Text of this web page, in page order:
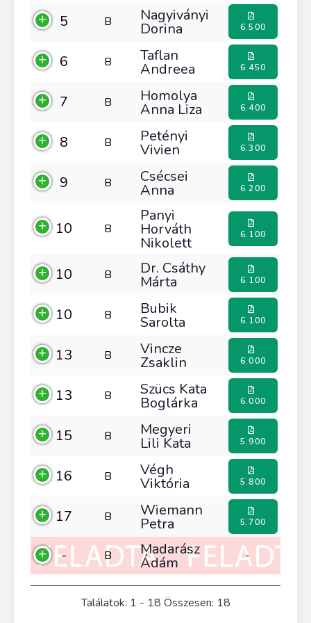
5 B Nagyiványi
Dorina 6.500
6 B Taflan
Andreea 6.450
7 B Homolya
Anna Liza 6.400
8 B Petényi
Vivien 6.300
9 B Csécsei
Anna 6.200
10 B
Panyi
Horváth
Nikolett 6.100
10 B Dr. Csáthy
Márta 6.100
10 B Bubik
Sarolta 6.100
13 B Vincze
Zsaklin 6.000
13 B Szücs Kata
Boglárka 6.000
15 B Megyeri
Lili Kata 5.900
16 B Végh
Viktória 5.800
17 B Wiemann
Petra 5.700
- B Madarász
Ádám -
Találatok: 1 - 18 Összesen: 18